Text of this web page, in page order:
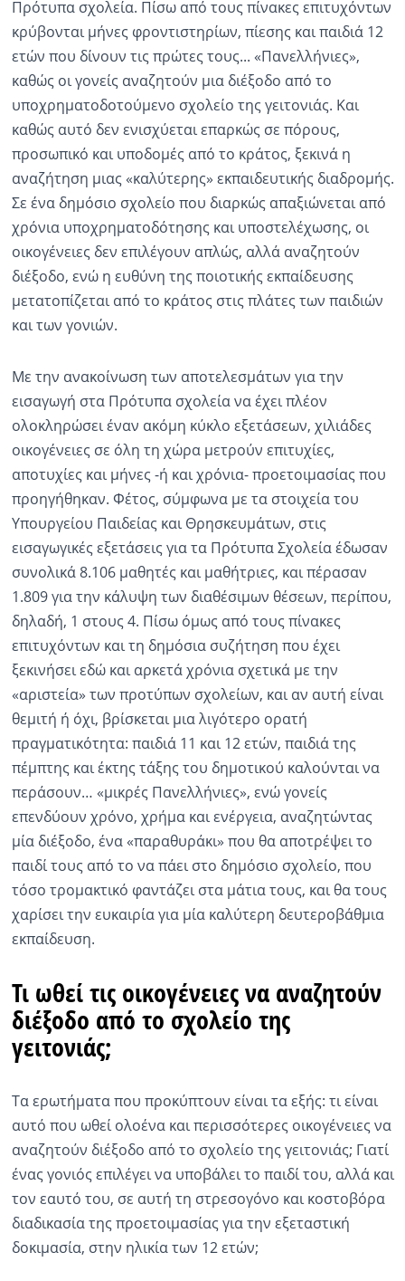
Πρότυπα σχολεία. Πίσω από τους πίνακες επιτυχόντων
κρύβονται μήνες φροντιστηρίων, πίεσης και παιδιά 12
ετών που δίνουν τις πρώτες τους... «Πανελλήνιες»,
καθώς οι γονείς αναζητούν μια διέξοδο από το
υποχρηματοδοτούμενο σχολείο της γειτονιάς. Και
καθώς αυτό δεν ενισχύεται επαρκώς σε πόρους,
προσωπικό και υποδομές από το κράτος, ξεκινά η
αναζήτηση μιας «καλύτερης» εκπαιδευτικής διαδρομής.
Σε ένα δημόσιο σχολείο που διαρκώς απαξιώνεται από
χρόνια υποχρηματοδότησης και υποστελέχωσης, οι
οικογένειες δεν επιλέγουν απλώς, αλλά αναζητούν
διέξοδο, ενώ η ευθύνη της ποιοτικής εκπαίδευσης
μετατοπίζεται από το κράτος στις πλάτες των παιδιών
και των γονιών.
Με την ανακοίνωση των αποτελεσμάτων για την
εισαγωγή στα Πρότυπα σχολεία να έχει πλέον
ολοκληρώσει έναν ακόμη κύκλο εξετάσεων, χιλιάδες
οικογένειες σε όλη τη χώρα μετρούν επιτυχίες,
αποτυχίες και μήνες -ή και χρόνια- προετοιμασίας που
προηγήθηκαν. Φέτος, σύμφωνα με τα στοιχεία του
Υπουργείου Παιδείας και Θρησκευμάτων, στις
εισαγωγικές εξετάσεις για τα Πρότυπα Σχολεία έδωσαν
συνολικά 8.106 μαθητές και μαθήτριες, και πέρασαν
1.809 για την κάλυψη των διαθέσιμων θέσεων, περίπου,
δηλαδή, 1 στους 4. Πίσω όμως από τους πίνακες
επιτυχόντων και τη δημόσια συζήτηση που έχει
ξεκινήσει εδώ και αρκετά χρόνια σχετικά με την
«αριστεία» των προτύπων σχολείων, και αν αυτή είναι
θεμιτή ή όχι, βρίσκεται μια λιγότερο ορατή
πραγματικότητα: παιδιά 11 και 12 ετών, παιδιά της
πέμπτης και έκτης τάξης του δημοτικού καλούνται να
περάσουν… «μικρές Πανελλήνιες», ενώ γονείς
επενδύουν χρόνο, χρήμα και ενέργεια, αναζητώντας
μία διέξοδο, ένα «παραθυράκι» που θα αποτρέψει το
παιδί τους από το να πάει στο δημόσιο σχολείο, που
τόσο τρομακτικό φαντάζει στα μάτια τους, και θα τους
χαρίσει την ευκαιρία για μία καλύτερη δευτεροβάθμια
εκπαίδευση.
Τι ωθεί τις οικογένειες να αναζητούν
διέξοδο από το σχολείο της
γειτονιάς;
Τα ερωτήματα που προκύπτουν είναι τα εξής: τι είναι
αυτό που ωθεί ολοένα και περισσότερες οικογένειες να
αναζητούν διέξοδο από το σχολείο της γειτονιάς; Γιατί
ένας γονιός επιλέγει να υποβάλει το παιδί του, αλλά και
τον εαυτό του, σε αυτή τη στρεσογόνο και κοστοβόρα
διαδικασία της προετοιμασίας για την εξεταστική
δοκιμασία, στην ηλικία των 12 ετών;